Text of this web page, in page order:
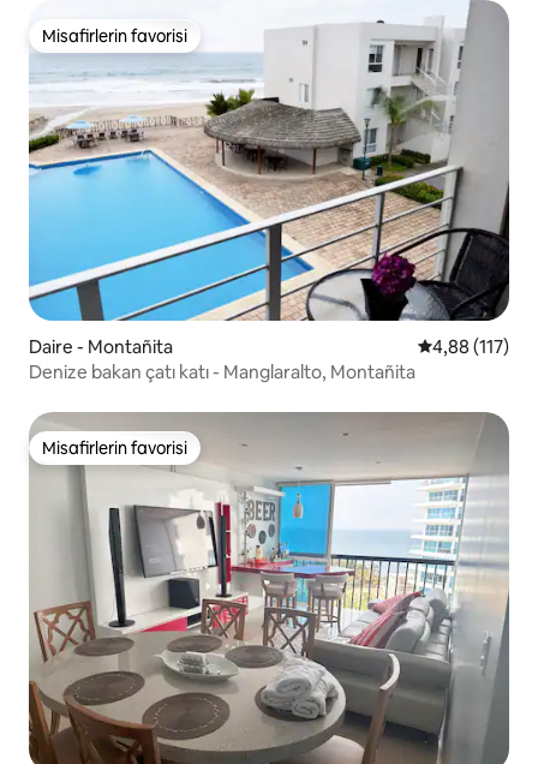
Misafirlerin favorisi
Misafirlerin favorisi
Daire - Montañita 5 üzerinden
4,88 (117)
Denize bakan çatı katı - Manglaralto, Montañita
Misafirlerin favorisi
Misafirlerin favorisi